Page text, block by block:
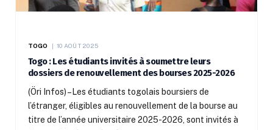
TOGO 10 AOÛT 2025
Togo : Les étudiants invités à soumettre leurs
dossiers de renouvellement des bourses 2025-2026
(Öri Infos) –Les étudiants togolais boursiers de
l’étranger, éligibles au renouvellement de la bourse au
titre de l’année universitaire 2025-2026, sont invités à